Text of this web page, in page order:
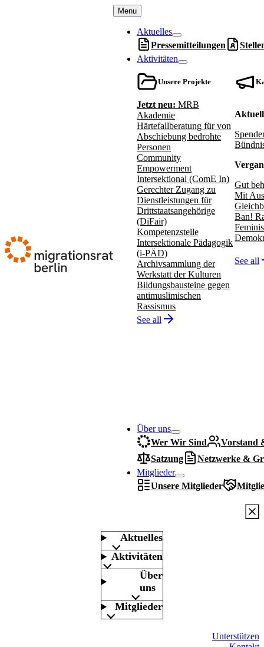
Menu
Aktuelles
Pressemitteilungen
Aktivitäten
Unsere Projekte
Jetzt neu: MRB
Akademie
Härtefallberatung für von
Abschiebung bedrohte
Personen
Community
Empowerment
Intersektional (ComE In)
Gerechter Zugang zu
Dienstleistungen für
Drittstaatsangehörige
(DiFair)
Kompetenzstelle
Intersektionale Pädagogik
(i-PÄD)
Archivsammlung der
Werkstatt der Kulturen
Bildungsbausteine gegen
antimuslimischen
Rassismus
See all
Gut
Mit
Ban!
See all
Über uns
Wer Wir Sind
Vorstand
Satzung
Netzwerke &
Mitglieder
Unsere Mitglieder
Aktuelles
Aktivitäten
Über
uns
Mitglieder
Unterstützen